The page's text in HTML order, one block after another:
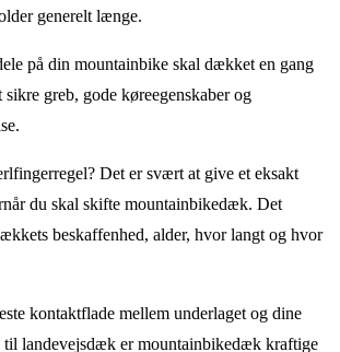
generelt længe.
på din mountainbike skal dækket en gang
greb, gode køreegenskaber og
Det er svært at give et eksakt
du skal skifte mountainbikedæk. Det
beskaffenhed, alder, hvor langt og hvor
kontaktflade mellem underlaget og dine
landevejsdæk er mountainbikedæk kraftige